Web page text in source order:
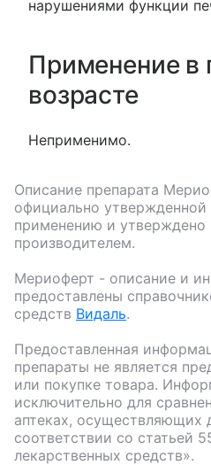
нарушениями функции
Применение
возрасте
Неприменимо.
Описание препарата
официально утвержденной
применению и утверждено
производителем.
Мериоферт - описание и
предоставлены
средств Видаль.
Предоставленная
препараты не является
или покупке товара.
исключительно для
аптеках, осуществляющих
соответствии со статьей
лекарственных средств».